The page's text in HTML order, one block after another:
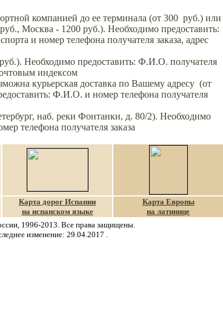
компанией до ее терминала (от 300 руб.) или
Москва - 1200 руб.). Необходимо предоставить:
и номер телефона получателя заказа, адрес
Необходимо предоставить: Ф.И.О. получателя
индексом
курьерская доставка по Вашему адресу (от
Ф.И.О. и номер телефона получателя
наб. реки Фонтанки, д. 80/2). Необходимо
телефона получателя заказа
Карта дорог Испании
на испанском языке
Карта Европы
на латинице
1996-2013. Все права защищены.
изменение: 29.04.2017 .